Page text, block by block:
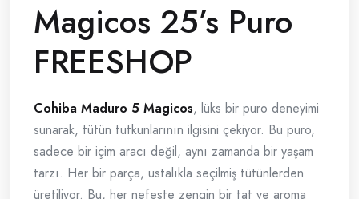
Magicos 25’s Puro
FREESHOP
Cohiba Maduro 5 Magicos, lüks bir puro deneyimi
sunarak, tütün tutkunlarının ilgisini çekiyor. Bu puro,
sadece bir içim aracı değil, aynı zamanda bir yaşam
tarzı. Her bir parça, ustalıkla seçilmiş tütünlerden
üretiliyor. Bu, her nefeste zengin bir tat ve aroma